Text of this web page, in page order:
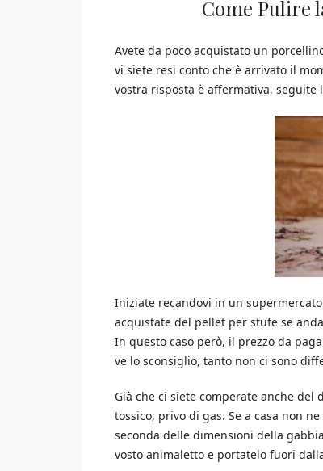
Come Pulire
Avete da poco acquistato un
vi siete resi conto che è arrivato il
vostra risposta è affermativa, seguite
Iniziate recandovi in un
acquistate del pellet per stufe se
In questo caso però, il prezzo da
ve lo sconsiglio, tanto non ci sono
Già che ci siete comperate anche
tossico, privo di gas. Se a casa non
seconda delle dimensioni della
vosto animaletto e portatelo fuori